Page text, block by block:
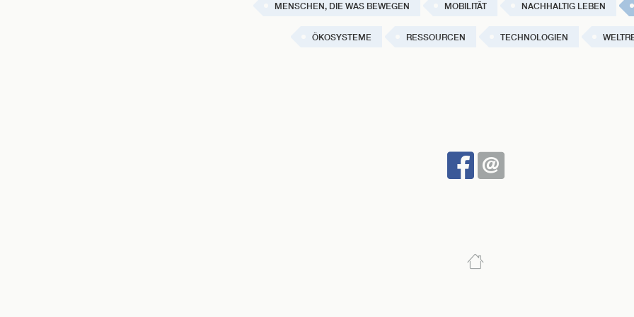
MENSCHEN, DIE WAS BEWEGEN MOBILITÄT NACHHALTIG LEBEN
ÖKOSYSTEME RESSOURCEN TECHNOLOGIEN
BEI
FACEBOOK